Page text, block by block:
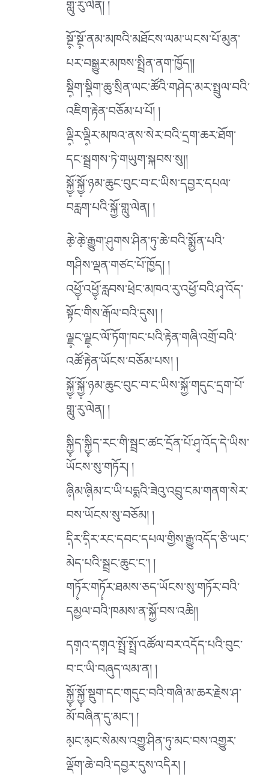
གླུ་རུ་ལེན། །
སྔོ༷་སྔོ༷་ནམ་མཁའི་མཐོངས་ལམ་ཡངས་པོ་མུན་
པར་བསྒྱུར་མཁས་སྤྲིན་ནག་ཁྱོད།།
སྡི༷ག་སྡི༷ག་ཆུ་སྲིན་ལང་ཚོའི་གཤེད་མར་སྤྲུལ་བའི་
འཇིག་རྟེན་བཅོམ་པ་པོ། །
ལྡི༷ར་ལྡི༷ར་མཁའ་ནས་སེར་བའི་དྲག་ཆར་ཐོག་
དང་སྦྲགས་ཏེ་གཡུག་སྐབས་སུ།།
སྐྱོ༷་སྐྱོ༷་ཉམ་ཆུང་བུང་བ་ང་ཡིས་དབྱར་དཔལ་
བརླག་པའི་སྐྱོ་གླུ་ལེན། །
ཆེ༷་ཆེ༷་རྒྱུག་ཤུགས་ཤིན་ཏུ་ཆེ་བའི་སྨྱོན་པའི་
གཤིས་ལྡན་གཙང་པོ་ཁྱོད། །
འཕྱོ༷་འཕྱོ༷་རླབས་ཕྲེང་མཁའ་རུ་འཕྱོ་བའི་ཤྭ་འོད་
སྟོང་གིས་རྒོལ་བའི་དུས། །
ལྗ༷ང་ལྗ༷ང་ལོ་ཏོག་ཁང་པའི་རྟེན་གཞི་འགྲོ་བའི་
འཚོ་རྟེན་ཡོངས་བཅོམ་པས། །
སྐྱོ༷་སྐྱོ༷་ཉམ་ཆུང་བུང་བ་ང་ཡིས་སྐྱོ་གདུང་དྲག་པོ་
གླུ་རུ་ལེན། །
སྐྱི༷ད་སྐྱི༷ད་རང་གི་སྦྲང་ཚང་དྲོན་པོ་ཤྭ་འོད་དེ་ཡིས་
ཡོངས་སུ་གཏོར། །
ཞི༷མ་ཞི༷མ་ང་ཡི་པདྨའི་ཟེའུ་འབྲུ་ངམ་གནག་སེར་
བས་ཡོངས་སུ་བཅོམ། །
དི༷ར་དི༷ར་རང་དབང་དཔལ་གྱིས་རྒྱུ་འདོད་ཅི་ཡང་
མེད་པའི་སྦྲང་ཆུང་ང༌། །
གཏོ༷ར་གཏོ༷ར་ཐམས་ཅད་ཡོངས་སུ་གཏོར་བའི་
དམྱལ་བའི་ཁམས་ན་སྐྱོ་བས་འཆི།།
དག༷འ་དག༷འ་སྤྲོ་སྤྲོ་འཚོལ་བར་འདོད་པའི་བུང་
བ་ང་ཡི་བཞུད་ལམ་ན། །
སྐྱོ༷་སྐྱོ༷་སྡུག་དང་གདུང་བའི་གཞི་མ་ཆར་རྗེས་ཤ་
མོ་བཞིན་དུ་མང༌། །
མ༷ང་མ༷ང་སེམས་འགྱུ་ཤིན་ཏུ་མང་བས་འགྱུར་
ལྡོག་ཆེ་བའི་དབྱར་དུས་འདིར། །